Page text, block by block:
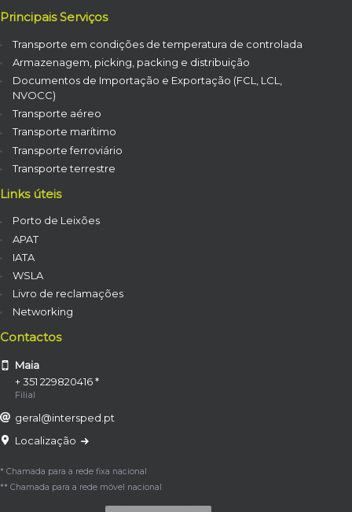
Principais Serviços
Transporte em condições de temperatura de controlada
Armazenagem, picking, packing e distribuição
Documentos de Importação e Exportação (FCL, LCL,
NVOCC)
Transporte aéreo
Transporte marítimo
Transporte ferroviário
Transporte terrestre
Links úteis
Porto de Leixões
APAT
IATA
WSLA
Livro de reclamações
Networking
Contactos
Maia
+ 351 229820416 *
Filial
geral@intersped.pt
Localização
* Chamada para a rede fixa nacional
** Chamada para a rede móvel nacional